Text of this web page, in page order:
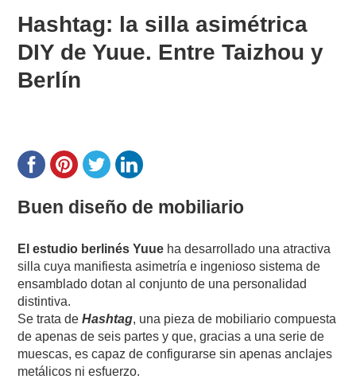
Hashtag: la silla asimétrica
DIY de Yuue. Entre Taizhou y
Berlín
Buen diseño de mobiliario
El estudio berlinés Yuue ha desarrollado una atractiva
silla cuya manifiesta asimetría e ingenioso sistema de
ensamblado dotan al conjunto de una personalidad
distintiva.
Se trata deHashtag, una pieza de mobiliario compuesta
de apenas de seis partes y que, gracias a una serie de
muescas, es capaz de configurarse sin apenas anclajes
metálicos ni esfuerzo.